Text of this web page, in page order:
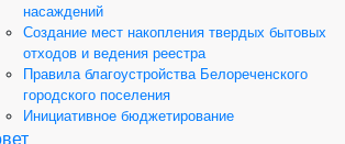
насаждений
Создание мест накопления твердых бытовых
отходов и ведения реестра
Правила благоустройства Белореченского
городского поселения
Инициативное бюджетирование